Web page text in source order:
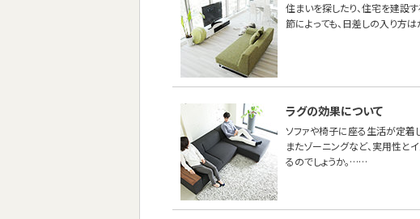
住まいを探したり、住宅を建設
節によっても、日差しの入り方
ラグの効果について
ソファや椅子に座る生活が定着
またゾーニングなど、実用性と
るのでしょうか。……